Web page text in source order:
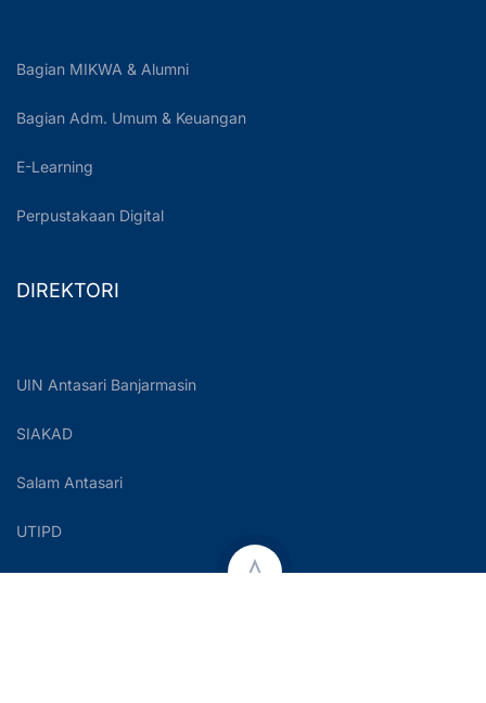
Bagian MIKWA & Alumni
Bagian Adm. Umum & Keuangan
E-Learning
Perpustakaan Digital
DIREKTORI
UIN Antasari Banjarmasin
SIAKAD
Salam Antasari
UTIPD